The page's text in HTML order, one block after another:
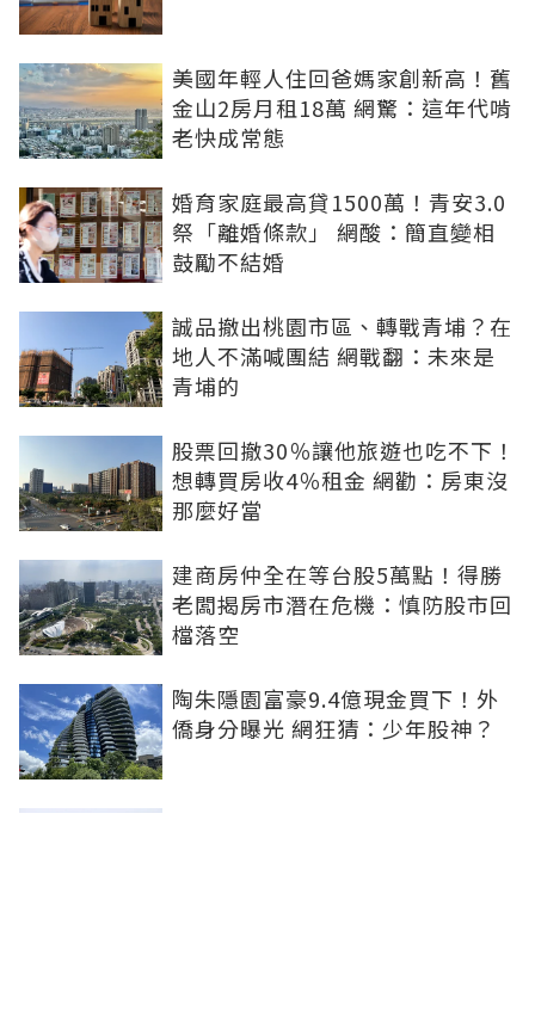
美國年輕人住回爸媽家創新高！舊
金山2房月租18萬 網驚：這年代啃
老快成常態
婚育家庭最高貸1500萬！青安3.0
祭「離婚條款」 網酸：簡直變相
鼓勵不結婚
誠品撤出桃園市區、轉戰青埔？在
地人不滿喊團結 網戰翻：未來是
青埔的
股票回撤30％讓他旅遊也吃不下！
想轉買房收4％租金 網勸：房東沒
那麼好當
建商房仲全在等台股5萬點！得勝
老闆揭房市潛在危機：慎防股市回
檔落空
陶朱隱園富豪9.4億現金買下！外
僑身分曝光 網狂猜：少年股神？